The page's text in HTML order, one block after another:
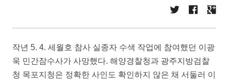
작년 5. 4. 세월호 참사 실종자 수색 작업에 참여했던 이광
욱 민간잠수사가 사망했다. 해양경찰청과 광주지방검찰
청 목포지청은 정확한 사인도 확인하지 않은 채 서둘러 이